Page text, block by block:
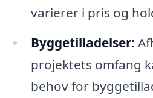
varierer i pris og
Byggetilladelser:
projektets omfang
behov for